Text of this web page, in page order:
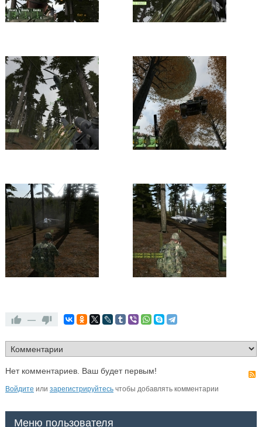
—
Нет комментариев. Ваш будет первым!
Войдите или зарегистрируйтесьчтобы добавлять комментарии
Меню пользователя